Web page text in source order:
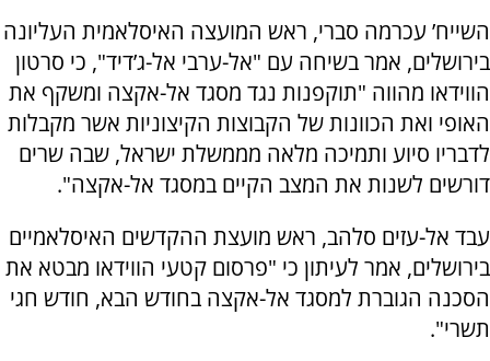
השייח’ עכרמה סברי, ראש המועצה האיסלאמית העליונה
בירושלים, אמר בשיחה עם "אל-ערבי אל-ג’דיד", כי סרטון
הווידאו מהווה "תוקפנות נגד מסגד אל-אקצה ומשקף את
האופי ואת הכוונות של הקבוצות הקיצוניות אשר מקבלות
לדבריו סיוע ותמיכה מלאה מממשלת ישראל, שבה שרים
דורשים לשנות את המצב הקיים במסגד אל-אקצה".
עבד אל-עזים סלהב, ראש מועצת ההקדשים האיסלאמיים
בירושלים, אמר לעיתון כי "פרסום קטעי הווידאו מבטא את
הסכנה הגוברת למסגד אל-אקצה בחודש הבא, חודש חגי
תשרי".